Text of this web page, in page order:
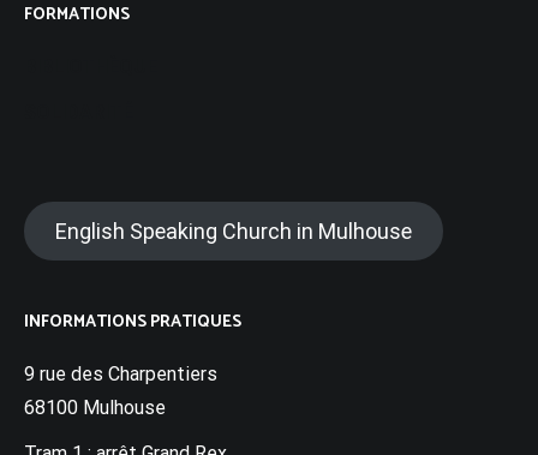
FORMATIONS
English Speaking Church in Mulhouse
INFORMATIONS PRATIQUES
9 rue des Charpentiers
68100 Mulhouse